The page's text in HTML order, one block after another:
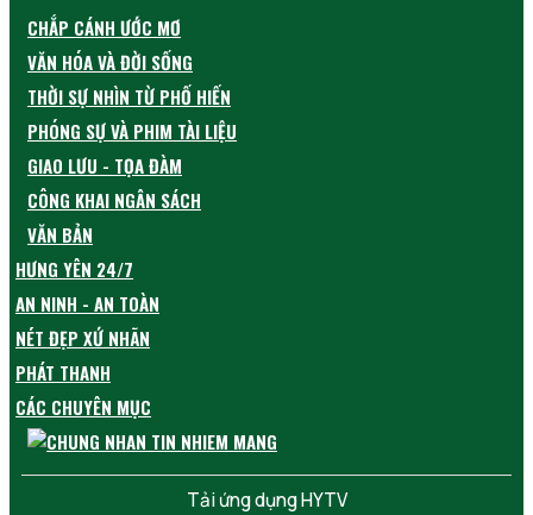
CHẮP CÁNH ƯỚC MƠ
VĂN HÓA VÀ ĐỜI SỐNG
THỜI SỰ NHÌN TỪ PHỐ HIẾN
PHÓNG SỰ VÀ PHIM TÀI LIỆU
GIAO LƯU - TỌA ĐÀM
CÔNG KHAI NGÂN SÁCH
VĂN BẢN
HƯNG YÊN 24/7
AN NINH - AN TOÀN
NÉT ĐẸP XỨ NHÃN
PHÁT THANH
CÁC CHUYÊN MỤC
Tải ứng dụng HYTV